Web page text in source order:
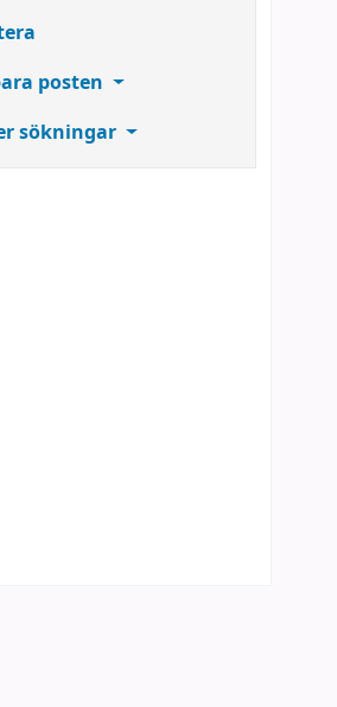
posten
sökningar